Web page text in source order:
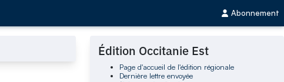
Abonnement
Édition Occitanie Est
Page d'accueil de l'édition régionale
Dernière lettre envoyée